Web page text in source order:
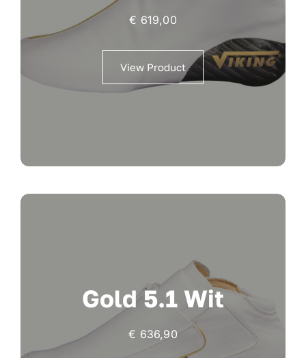
€ 619,00
View Product
Gold 5.1 Wit
€ 636,90